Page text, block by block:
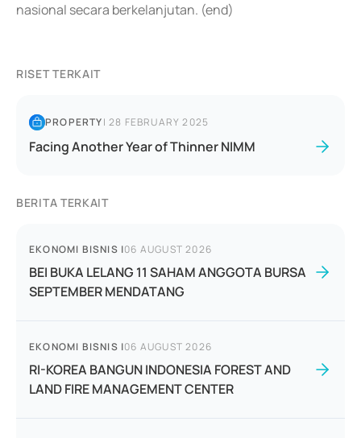
nasional secara berkelanjutan. (end)
RISET TERKAIT
PROPERTY|28 FEBRUARY 2025
Facing Another Year of Thinner NIMM
BERITA TERKAIT
EKONOMI BISNIS |06 AUGUST 2026
BEI BUKA LELANG 11 SAHAM ANGGOTA BURSA
SEPTEMBER MENDATANG
EKONOMI BISNIS |06 AUGUST 2026
RI-KOREA BANGUN INDONESIA FOREST AND
LAND FIRE MANAGEMENT CENTER